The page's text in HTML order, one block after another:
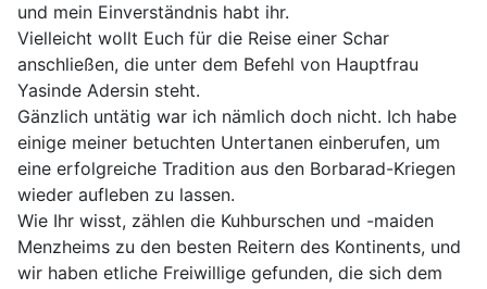
und mein Einverständnis habt ihr.
Vielleicht wollt Euch für die Reise einer Schar
anschließen, die unter dem Befehl von Hauptfrau
Yasinde Adersin steht.
Gänzlich untätig war ich nämlich doch nicht. Ich habe
einige meiner betuchten Untertanen einberufen, um
eine erfolgreiche Tradition aus den Borbarad-Kriegen
wieder aufleben zu lassen.
Wie Ihr wisst, zählen die Kuhburschen und -maiden
Menzheims zu den besten Reitern des Kontinents, und
wir haben etliche Freiwillige gefunden, die sich dem